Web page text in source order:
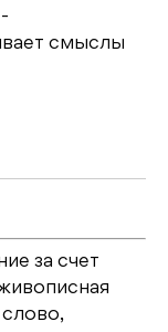
смыслы
за счет